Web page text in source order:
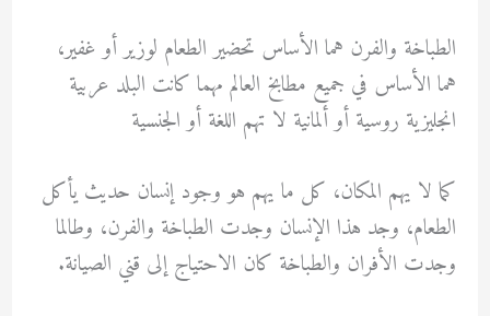
الطباخة والفرن هما الأساس تحضير الطعام لوزير أو غفير،
هما الأساس في جميع مطابخ العالم مهما كانت البلد عربية
انجليزية روسية أو ألمانية لا تهم اللغة أو الجنسية
كما لا يهم المكان، كل ما يهم هو وجود إنسان حديث يأكل
الطعام، وجد هذا الإنسان وجدت الطباخة والفرن، وطالما
وجدت الأفران والطباخة كان الاحتياج إلى قني الصيانة.